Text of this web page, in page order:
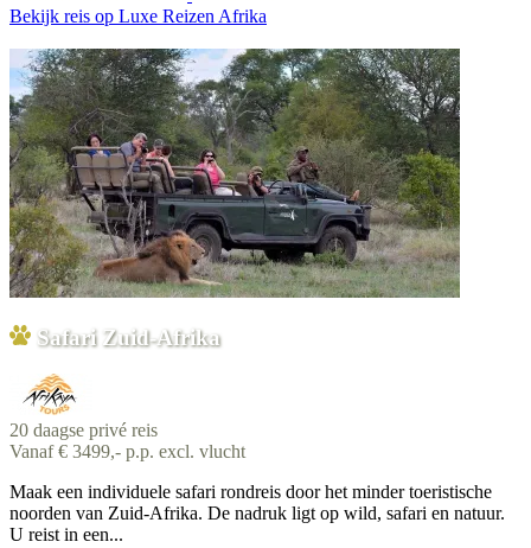
Bekijk reis op Luxe Reizen Afrika
Safari Zuid-Afrika
20 daagse privé reis
Vanaf € 3499,- p.p. excl. vlucht
Maak een individuele safari rondreis door het minder toeristische
noorden van Zuid-Afrika. De nadruk ligt op wild, safari en natuur.
U reist in een...